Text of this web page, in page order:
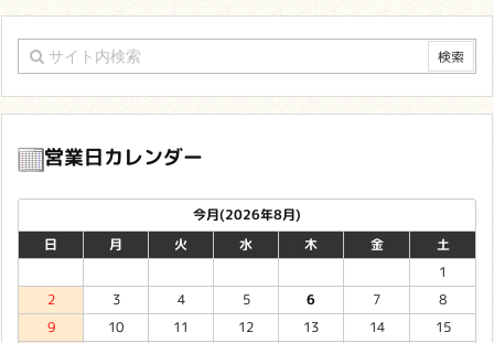
営業日カレンダー
今月(2026年8月)
日
月 火 水 木 金
土
1
2
3 4 5 6 7
8
9
10 11 12 13 14
15